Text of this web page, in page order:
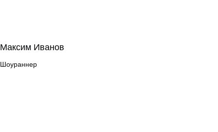
Максим Иванов
Шоураннер